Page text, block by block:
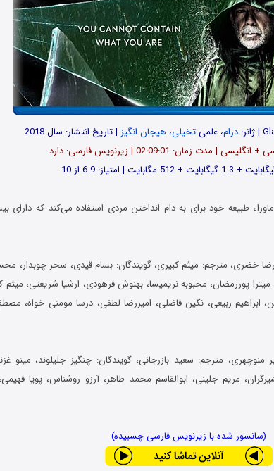
درام، علمیتخیلی، هیجان انگیز | تاریخ انتشار: سال 2018
| مدت زمان: 02:09:01 | زیرنویس فارسی: دارد
طبیعه خود برای به دام انداختن مردی استفاده می‌کند که دارای
خضری، مترجم: میثم کبیری، گویندگان: بسام قیدی، سحر چوبدار،
پوررمضان، محبوبه نریمیسا، بهنوش فرهودی، ارشیا شریعتی، میثم
ابراهیم ربیعی، نگین فاضلی، امیررضا لطفی، درسا مومنی خواه،
منوچهری، مترجم: سعید بازرجانی، گویندگان: چنگیز جلیلوند، مینو
مریم جلینی، ابوالقاسم محمد طاهر، آرزو روشناس، پویا
(سانسور شده با زیرنویس فارسی چسبیده)